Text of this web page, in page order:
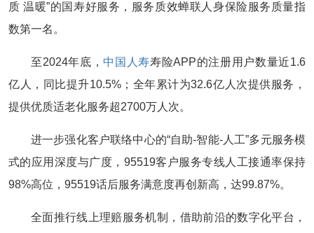
质 温暖”的国寿好服务，服务质效蝉联人身保险服务质量指
数第一名。
至2024年底， 中国人寿寿险APP的注册用户数量近1.6
亿人，同比提升10.5%；全年累计为32.6亿人次提供服务，
提供优质适老化服务超2700万人次。
进一步强化客户联络中心的“自助-智能-人工”多元服务模
式的应用深度与广度，95519客户服务专线人工接通率保持
98%高位，95519话后服务满意度再创新高，达99.87%。
全面推行线上理赔服务机制，借助前沿的数字化平台，